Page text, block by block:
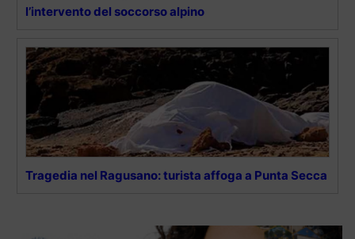
l’intervento del soccorso alpino
Tragedia nel Ragusano: turista affoga a Punta Secca